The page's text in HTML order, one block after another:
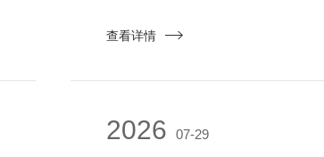
查看详情
2026 07-29